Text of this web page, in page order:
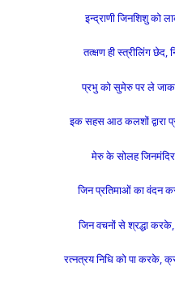
इन्द्राणी जिनशिशु को
तत्क्षण ही स्त्रीलिंग
प्रभु को सुमेरु पर ले
इक सहस आठ कलशों द्वारा
मेरु के सोलह
जिन प्रतिमाओं का वंदन
जिन वचनों से श्रद्धा
रत्नत्रय निधि को पा करके,